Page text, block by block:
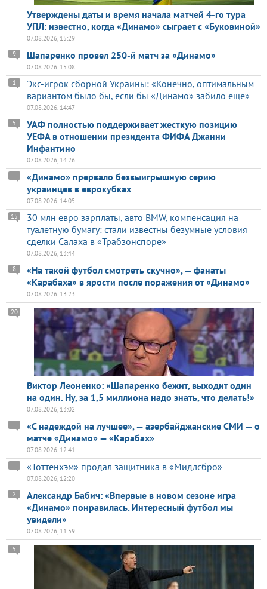
Утверждены даты и время начала матчей 4-го тура
УПЛ: известно, когда «Динамо» сыграет с «Буковиной»
07.08.2026, 15:29
Шапаренко провел 250-й матч за «Динамо»
9
07.08.2026, 15:08
Экс-игрок сборной Украины: «Конечно, оптимальным
вариантом было бы, если бы «Динамо» забило еще»
1
07.08.2026, 14:47
УАФ полностью поддерживает жесткую позицию
УЕФА в отношении президента ФИФА Джанни
Инфантино
5
07.08.2026, 14:26
«Динамо» прервало безвыигрышную серию
украинцев в еврокубках
07.08.2026, 14:05
30 млн евро зарплаты, авто BMW, компенсация на
туалетную бумагу: стали известны безумные условия
сделки Салаха в «Трабзонспоре»
15
07.08.2026, 13:44
«На такой футбол смотреть скучно», — фанаты
«Карабаха» в ярости после поражения от «Динамо»
8
07.08.2026, 13:23
Виктор Леоненко: «Шапаренко бежит, выходит один
на один. Ну, за 1,5 миллиона надо знать, что делать!»
20
07.08.2026, 13:02
«С надеждой на лучшее», — азербайджанские СМИ — о
матче «Динамо» — «Карабах»
07.08.2026, 12:41
«Тоттенхэм» продал защитника в «Мидлсбро»
07.08.2026, 12:20
Александр Бабич: «Впервые в новом сезоне игра
«Динамо» понравилась. Интересный футбол мы
увидели»
2
07.08.2026, 11:59
5